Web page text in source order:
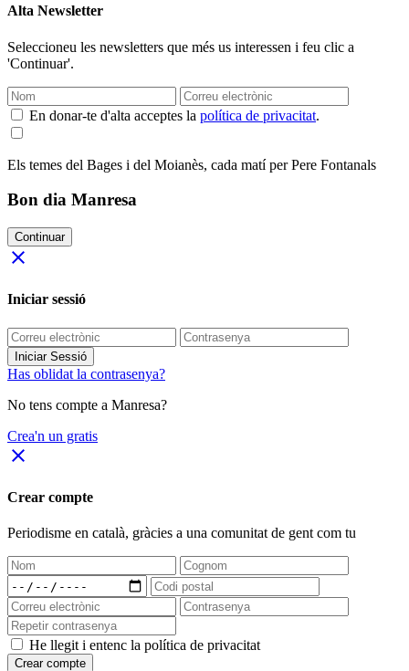
Alta Newsletter
Seleccioneu les newsletters que més us interessen i feu clic a
'Continuar'.
En donar-te d'alta acceptes la política de privacitat.
Els temes del Bages i del Moianès, cada matí per Pere Fontanals
Bon dia Manresa
Continuar
close
Iniciar sessió
Iniciar Sessió
Has oblidat la contrasenya?
No tens compte a Manresa?
Crea'n un gratis
close
Crear compte
Periodisme en català, gràcies a una comunitat de gent com tu
He llegit i entenc la política de privacitat
Crear compte